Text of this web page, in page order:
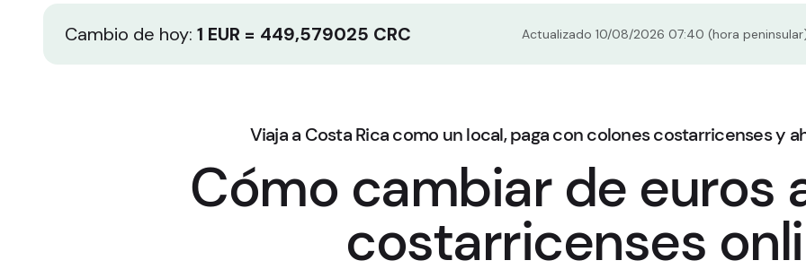
Cambio de hoy: 1 EUR = 449,579025 CRC Actualizado 10/08/2026 07:40 (hora
Viaja a Costa Rica como un local, paga con colones costarricenses y
Cómo cambiar de euros
costarricenses